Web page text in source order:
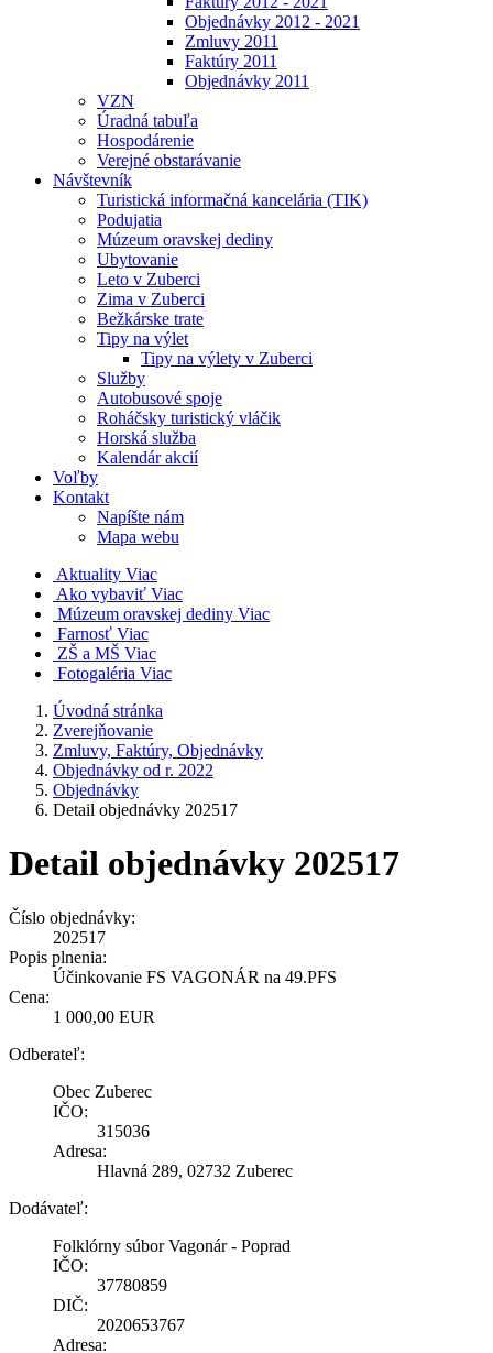
Objednávky 2012 - 2021
Zmluvy 2011
Faktúry 2011
Objednávky 2011
VZN
Úradná tabuľa
Hospodárenie
Verejné obstarávanie
Návštevník
Turistická informačná kancelária (TIK)
Podujatia
Múzeum oravskej dediny
Ubytovanie
Leto v Zuberci
Zima v Zuberci
Bežkárske trate
Tipy na výlet
Tipy na výlety v Zuberci
Služby
Autobusové spoje
Roháčsky turistický vláčik
Horská služba
Kalendár akcií
Voľby
Kontakt
Napíšte nám
Mapa webu
Aktuality Viac
Ako vybaviť Viac
Múzeum oravskej dediny Viac
Farnosť Viac
ZŠ a MŠ Viac
Fotogaléria Viac
Úvodná stránka
Zverejňovanie
Zmluvy, Faktúry, Objednávky
Objednávky od r. 2022
Objednávky
Detail objednávky 202517
Detail objednávky 202517
Číslo objednávky:
202517
Popis plnenia:
Účinkovanie FS VAGONÁR na 49.PFS
Cena:
1 000,00 EUR
Odberateľ:
Obec Zuberec
IČO:
315036
Adresa:
Hlavná 289, 02732 Zuberec
Dodávateľ:
Folklórny súbor Vagonár - Poprad
IČO:
37780859
DIČ:
2020653767
Adresa: